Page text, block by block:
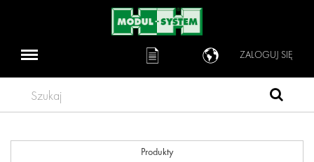
ZALOGUJ SIĘ
Szukaj
Produkty